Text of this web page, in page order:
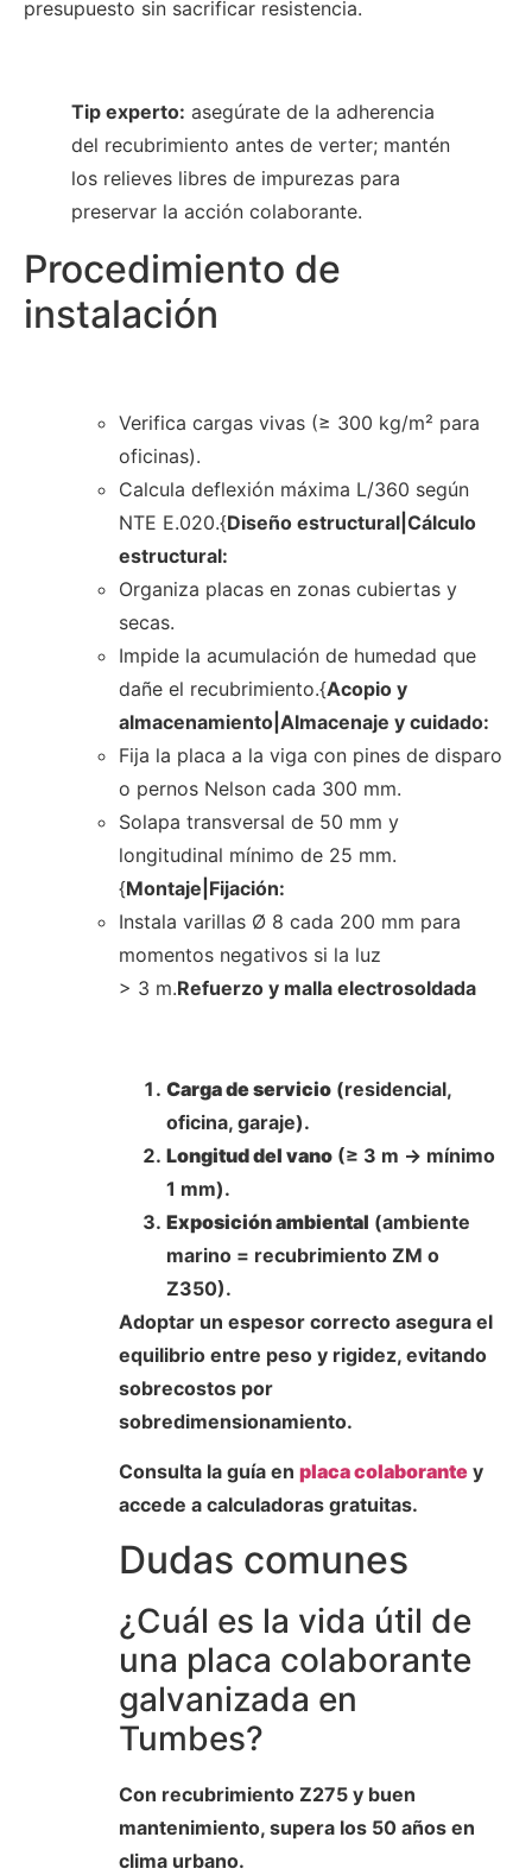
presupuesto sin sacrificar resistencia.
Tip experto: asegúrate de la adherencia
del recubrimiento antes de verter; mantén
los relieves libres de impurezas para
preservar la acción colaborante.
Procedimiento de
instalación
Verifica cargas vivas (≥ 300 kg/m² para
oficinas).
Calcula deflexión máxima L/360 según
NTE E.020.{Diseño estructural|Cálculo
estructural:
Organiza placas en zonas cubiertas y
secas.
Impide la acumulación de humedad que
dañe el recubrimiento.{Acopio y
almacenamiento|Almacenaje y cuidado:
Fija la placa a la viga con pines de disparo
o pernos Nelson cada 300 mm.
Solapa transversal de 50 mm y
longitudinal mínimo de 25 mm.
{Montaje|Fijación:
Instala varillas Ø 8 cada 200 mm para
momentos negativos si la luz
> 3 m.Refuerzo y malla electrosoldada
Carga de servicio (residencial,
oficina, garaje).
Longitud del vano (≥ 3 m → mínimo
1 mm).
Exposición ambiental (ambiente
marino = recubrimiento ZM o
Z350).
Adoptar un espesor correcto asegura el
equilibrio entre peso y rigidez, evitando
sobrecostos por
sobredimensionamiento.
Consulta la guía en placa colaborante y
accede a calculadoras gratuitas.
Dudas comunes
¿Cuál es la vida útil de
una placa colaborante
galvanizada en
Tumbes?
Con recubrimiento Z275 y buen
mantenimiento, supera los 50 años en
clima urbano.